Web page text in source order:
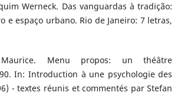
Werneck. Das vanguardas à tradição:
e espaço urbano. Rio de Janeiro: 7 letras,
Maurice. Menu propos: un théâtre
In: Introduction à une psychologie des
- textes réunis et commentés par Stefan